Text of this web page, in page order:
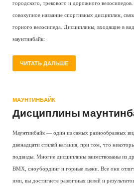
городского, трекового и дорожного
совокупное название спортивных дисциплин,
горного велосипеда. Дисциплины, входящие в
маунтинбайк:
ЧИТАТЬ ДАЛЬШЕ
МАУНТИНБАЙК
Дисциплины
Маунтинбайк — один из самых разнообразных
двенадцати стилей катания, при том, что
подвиды. Многие дисциплины заимствованы из
BMX, сноубординг и горные лыжи. Все они
ими, вы достигаете различных целей и